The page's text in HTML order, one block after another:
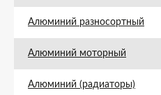
Алюминий разносортный
Алюминий моторный
Алюминий (радиаторы)